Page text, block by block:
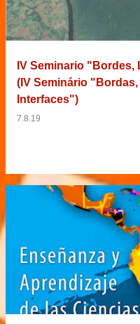
IV Seminario "Bordes,
(IV Seminário
Interfaces")
7.8.19